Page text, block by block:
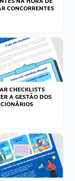
CONCORRENTES
CHECKLISTS
A GESTÃO DOS